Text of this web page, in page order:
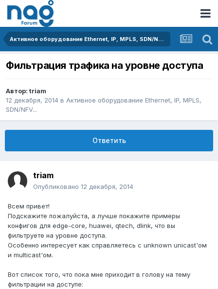
Активное оборудование Ethernet, IP, MPLS, SDN/NFV...
Фильтрация трафика на уровне доступа
Автор: triam
12 декабря, 2014 в Активное оборудование Ethernet, IP, MPLS,
SDN/NFV...
Ответить
triam
Опубликовано 12 декабря, 2014
Всем привет!
Подскажите пожалуйста, а лучше покажите примеры
конфигов для edge-core, huawei, qtech, dlink, что вы
фильтруете на уровне доступа.
Особенно интересует как справляетесь с unknown unicast'ом
и multicast'ом.
Вот список того, что пока мне приходит в голову на тему
фильтрации на доступе: